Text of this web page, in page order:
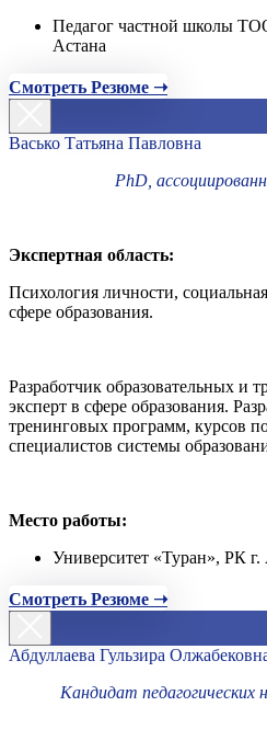
Педагог частной школы
Астана
Смотреть Резюме ➝
Васько Татьяна Павловна
PhD,
Экспертная область:
Психология личности,
сфере образования.
Разработчик образовательных и
эксперт в сфере образования.
тренинговых программ, курсов
специалистов системы
Место работы:
Университет «Туран», РК
Смотреть Резюме ➝
Абдуллаева Гульзира
Кандидат педагогических